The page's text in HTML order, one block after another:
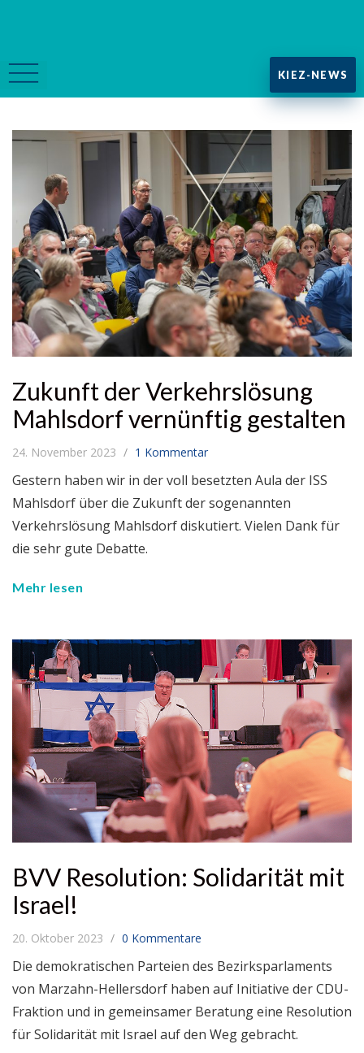
KIEZ-NEWS
Zukunft der Verkehrslösung
Mahlsdorf vernünftig gestalten
24. November 2023 1 Kommentar
Gestern haben wir in der voll besetzten Aula der ISS
Mahlsdorf über die Zukunft der sogenannten
Verkehrslösung Mahlsdorf diskutiert. Vielen Dank für
die sehr gute Debatte.
Mehr lesen
BVV Resolution: Solidarität mit
Israel!
20. Oktober 2023 0 Kommentare
Die demokratischen Parteien des Bezirksparlaments
von Marzahn-Hellersdorf haben auf Initiative der CDU-
Fraktion und in gemeinsamer Beratung eine Resolution
für Solidarität mit Israel auf den Weg gebracht.